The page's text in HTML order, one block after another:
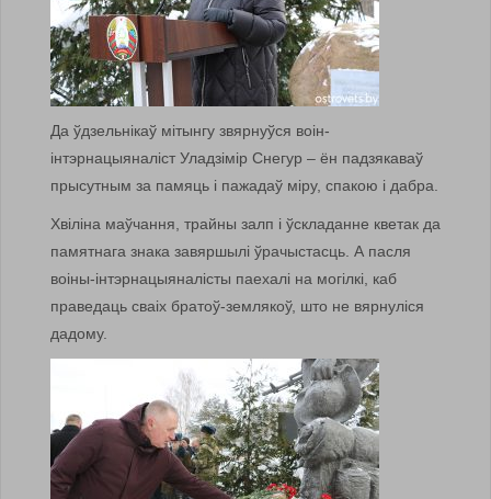
Да ўдзельнікаў мітынгу звярнуўся воін-
інтэрнацыяналіст Уладзімір Снегур – ён падзякаваў
прысутным за памяць і пажадаў міру, спакою і дабра.
Хвіліна маўчання, трайны залп і ўскладанне кветак да
памятнага знака завяршылі ўрачыстасць. А пасля
воіны-інтэрнацыяналісты паехалі на могілкі, каб
праведаць сваіх братоў-землякоў, што не вярнуліся
дадому.